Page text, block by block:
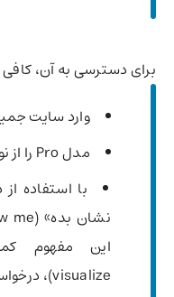
برای دسترسی به آن،
وارد سایت
مدل Pro را از نوار بالایی انتخاب کنید.
با استفاده
visualize)، درخواست خود را بنویسید.